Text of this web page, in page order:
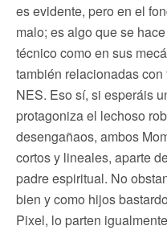
es evidente, pero en el
malo; es algo que se
técnico como en sus
también relacionadas
NES. Eso sí, si esperáis
protagoniza el lechoso
desengañaos, ambos
cortos y lineales, aparte
padre espiritual. No
bien y como hijos
Pixel, lo parten